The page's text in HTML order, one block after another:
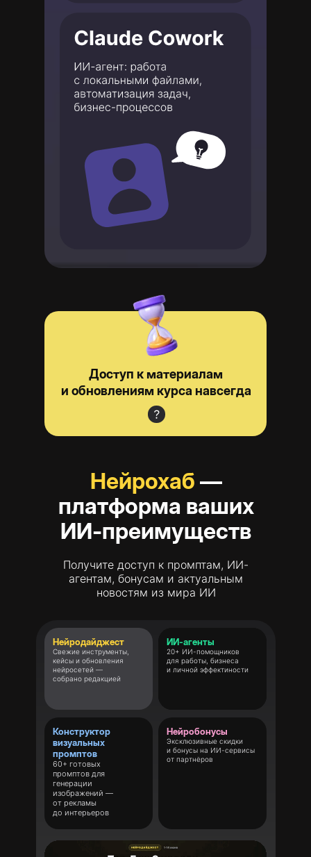
Доступ к материалам
и обновлениям курса навсегда
Нейродайджест
Свежие инструменты,
кейсы и обновления
нейросетей —
собрано редакцией
125+
нейросетей
ИИ-агенты
20+ ИИ-помощников
для работы, бизнеса
и личной эффектиности
Конструктор
визуальных
промптов
60+ готовых
промптов для
генерации
изображений —
от рекламы
до интерьеров
Нейробонусы
Эксклюзивные скидки
и бонусы на ИИ-сервисы
от партнёров
Получите доступ к промптам, ИИ-
агентам, бонусам и актуальным
новостям из мира ИИ
Нейрохаб —
платформа ваших
ИИ-преимуществ